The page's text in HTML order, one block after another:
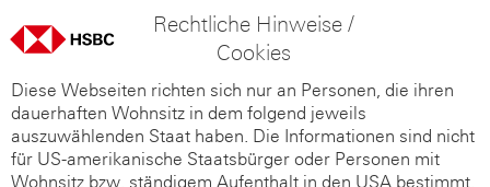
Rechtliche Hinweise /
Cookies
Diese Webseiten richten sich nur an Personen, die ihren
dauerhaften Wohnsitz in dem folgend jeweils
auszuwählenden Staat haben. Die Informationen sind nicht
für US-amerikanische Staatsbürger oder Personen mit
Wohnsitz bzw. ständigem Aufenthalt in den USA bestimmt,